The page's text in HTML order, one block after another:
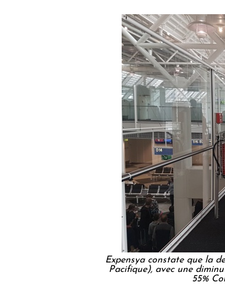
Expensya constate que la
Pacifique), avec une
55%